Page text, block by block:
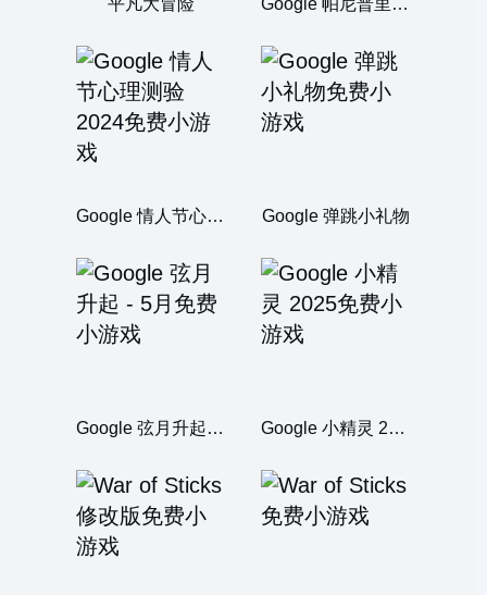
平凡大冒险 Google 帕尼普里小吃摊
Google 情人节心理测验 2024 Google 弹跳小礼物
Google 弦月升起 - 5月 Google 小精灵 2025